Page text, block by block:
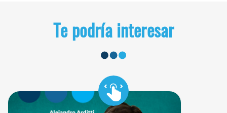
Te podría interesar